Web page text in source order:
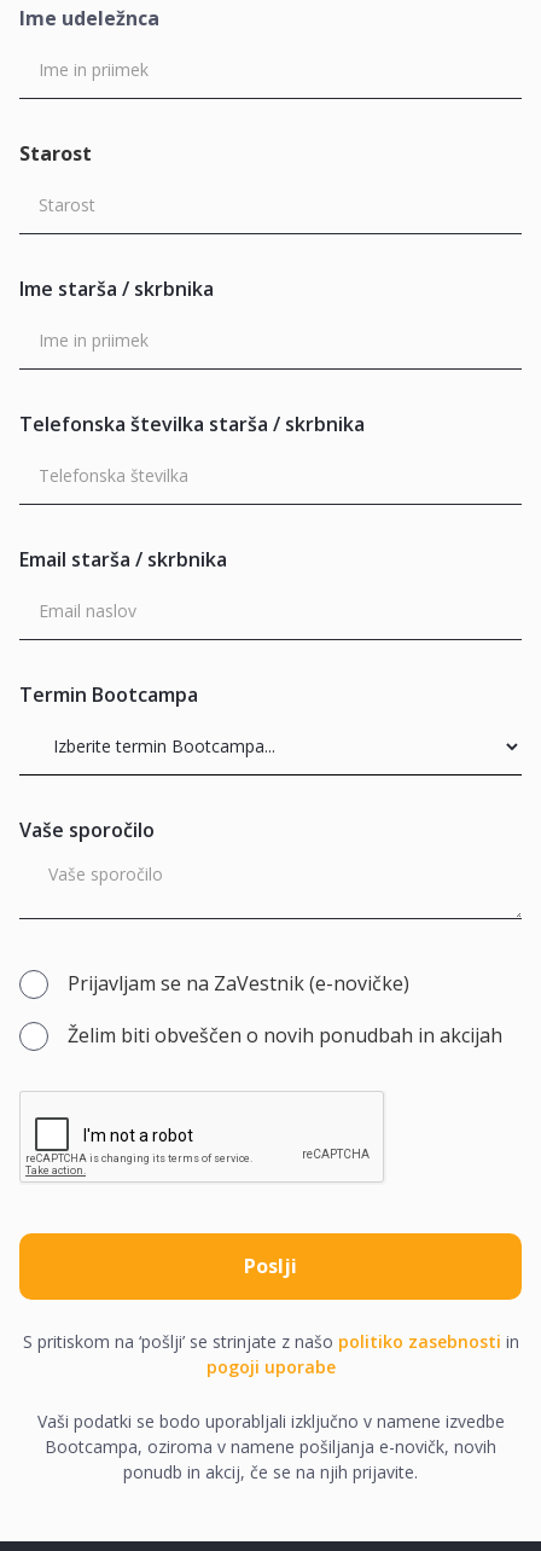
Ime udeležnca
Starost
Ime starša / skrbnika
Telefonska številka starša / skrbnika
Email starša / skrbnika
Termin Bootcampa
Vaše sporočilo
Prijavljam se na ZaVestnik (e-novičke)
Želim biti obveščen o novih ponudbah in akcijah
S pritiskom na ‘pošlji’ se strinjate z našo politiko zasebnosti in
pogoji uporabe
Vaši podatki se bodo uporabljali izključno v namene izvedbe
Bootcampa, oziroma v namene pošiljanja e-novičk, novih
ponudb in akcij, če se na njih prijavite.